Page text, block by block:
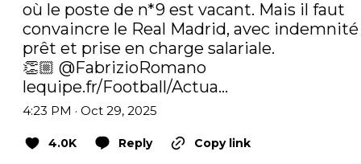
où le poste de n*9 est vacant. Mais il faut
convaincre le Real Madrid, avec
prêt et prise en charge salariale.
👏🏼 ⁦ @FabrizioRomano
lequipe.fr/Football/Actua…
4:23 PM · Oct 29, 2025
4.0K Reply
Copy link